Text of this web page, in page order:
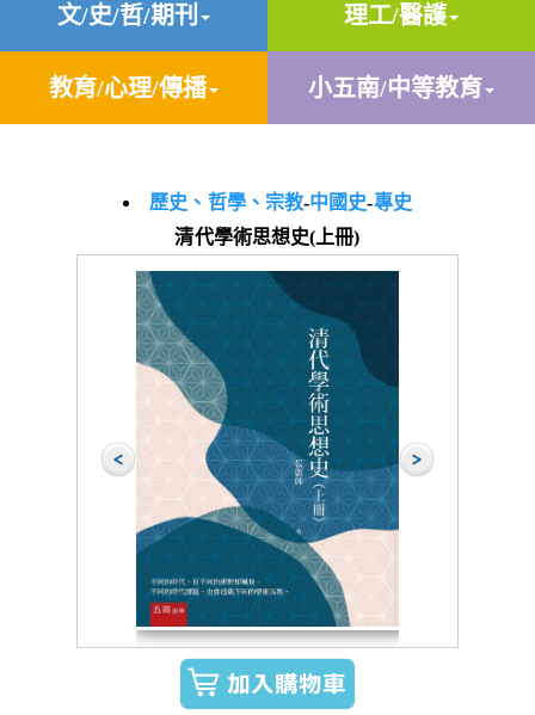
文/史/哲/期刊 理工/醫護
教育/心理/傳播 小五南/中等教育
歷史、哲學、宗教-中國史-專史
清代學術思想史(上冊)